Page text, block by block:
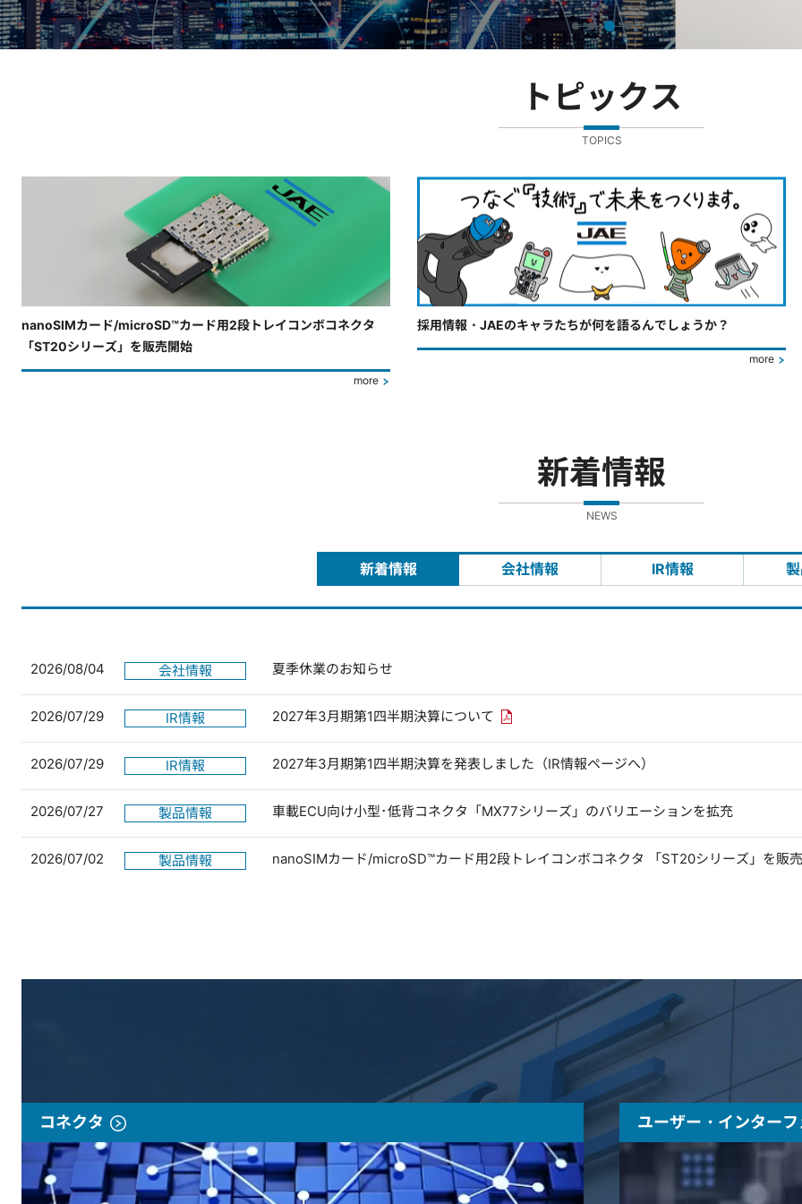
トピックス
TOPICS
nanoSIMカード/microSD™カード用2段トレイコンボコネクタ
「ST20シリーズ」を販売開始
more
採用情報・JAEのキャラたちが何を語るんでしょうか？
more
新着情報
NEWS
新着情報 会社情報 IR情報
2026/08/04 会社情報 夏季休業のお知らせ
2026/07/29 IR情報 2027年3月期第1四半期決算について PDFリンクを新しいウィンドウで開きます
2026/07/29 IR情報 2027年3月期第1四半期決算を発表しました（IR情報ページへ）
2026/07/27 製品情報 車載ECU向け小型･低背コネクタ「MX77シリーズ」のバリエーションを拡充
2026/07/02 製品情報 nanoSIMカード/microSD™カード用2段トレイコンボコネクタ 「ST20シリーズ」を販
コネクタ ユーザー・インター